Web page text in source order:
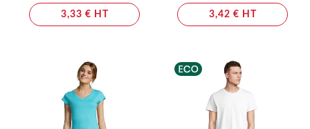
3,33 € HT 3,42 € HT